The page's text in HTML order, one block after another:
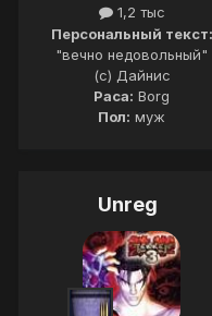
1,2 тыс
Персональный текст:
"вечно недовольный"
(c) Дайнис
Раса: Borg
Пол: муж
Unreg